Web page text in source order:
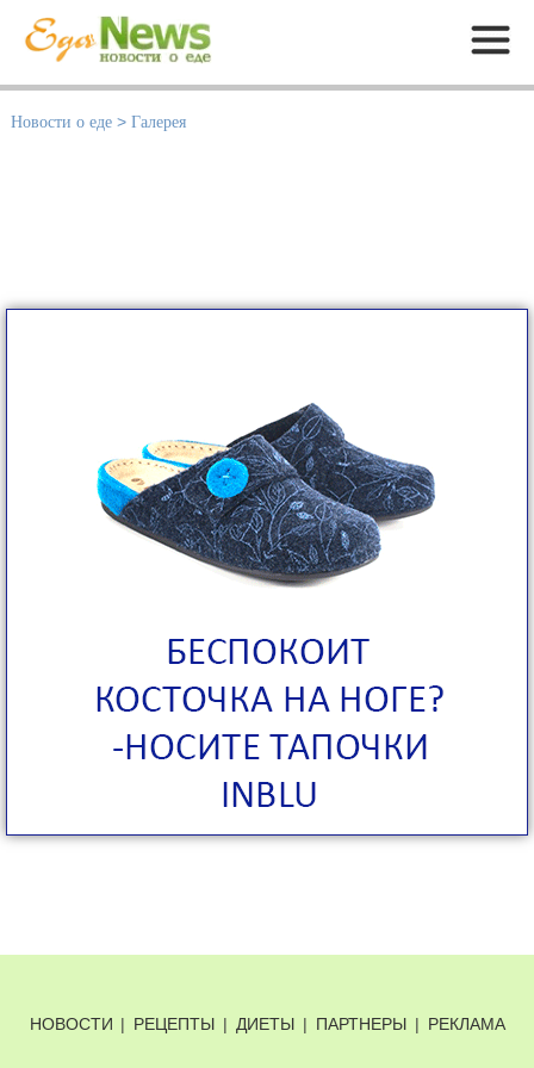
Меню
Новости о еде > Галерея
НОВОСТИ | РЕЦЕПТЫ | ДИЕТЫ | ПАРТНЕРЫ | РЕКЛАМА